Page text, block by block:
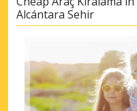
Alcántara Sehir